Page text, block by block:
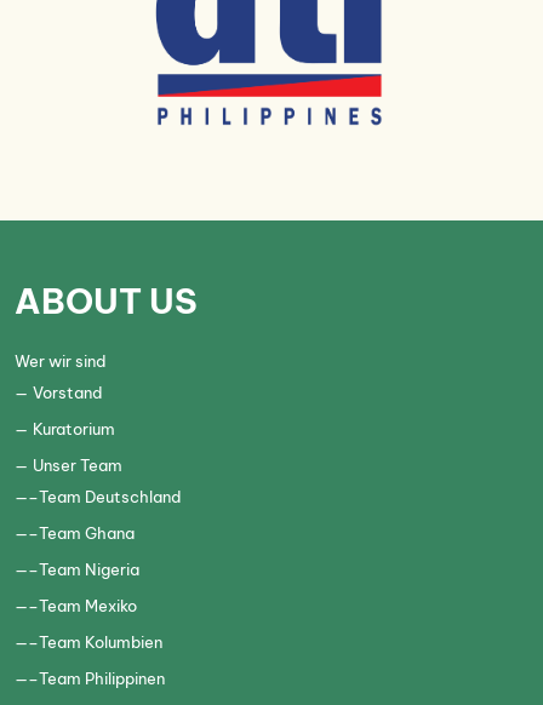
ABOUT US
Wer wir sind
Vorstand
Kuratorium
Unser Team
Team Deutschland
Team Ghana
Team Nigeria
Team Mexiko
Team Kolumbien
Team Philippinen